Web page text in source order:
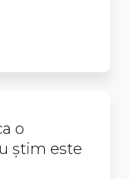
o
ştim este